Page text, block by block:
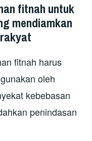
fitnah untuk
mendiamkan
fitnah harus
oleh
kebebasan
penindasan